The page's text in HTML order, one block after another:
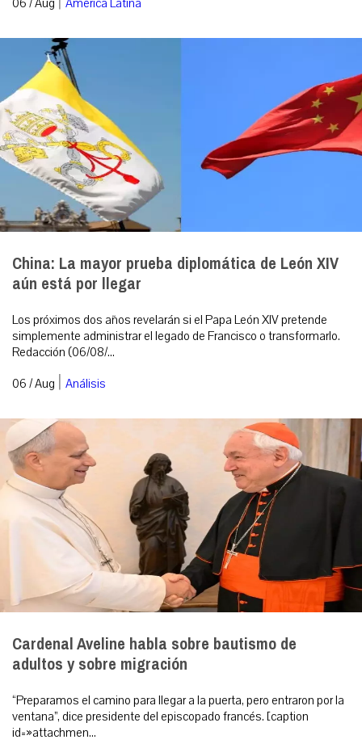
06 / Aug
América Latina
China: La mayor prueba diplomática de León XIV
aún está por llegar
Los próximos dos años revelarán si el Papa León XIV pretende
simplemente administrar el legado de Francisco o transformarlo.
Redacción (06/08/...
06 / Aug | Análisis
Cardenal Aveline habla sobre bautismo de
adultos y sobre migración
“Preparamos el camino para llegar a la puerta, pero entraron por la
ventana”, dice presidente del episcopado francés. [caption
id=»attachmen...